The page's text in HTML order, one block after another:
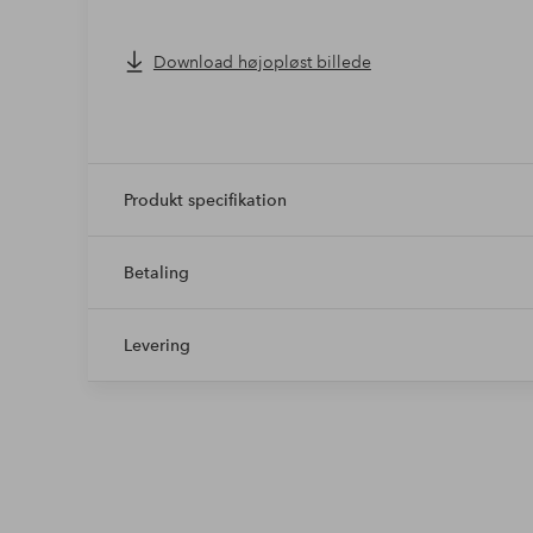
Download højopløst billede
Produkt specifikation
Betaling
Levering